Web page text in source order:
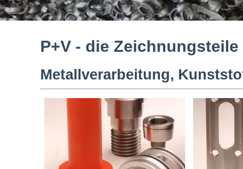
P+V - die
Metallverarbeitung,